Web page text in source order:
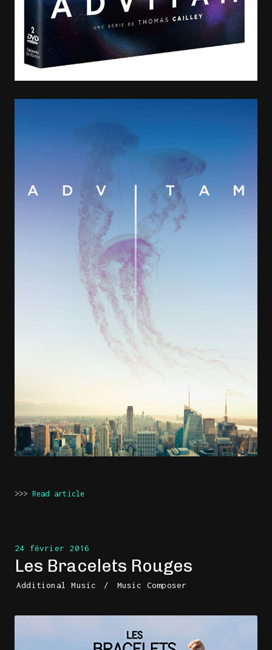
>>> Read article
24 février 2016
Les Bracelets Rouges
Additional Music / Music Composer